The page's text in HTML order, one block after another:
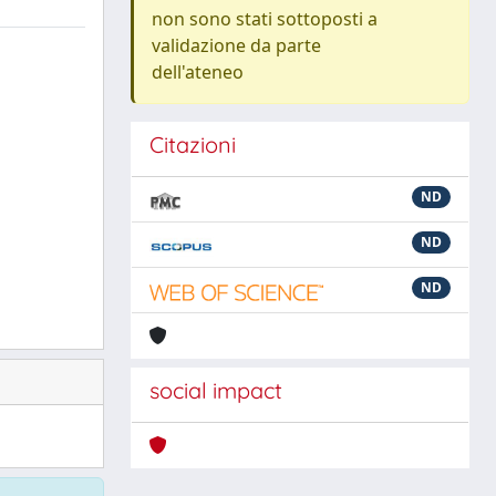
non sono stati sottoposti a
validazione da parte
dell'ateneo
Citazioni
ND
ND
ND
social impact